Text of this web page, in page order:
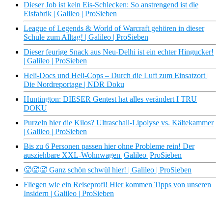
Dieser Job ist kein Eis-Schlecken: So anstrengend ist die
Eisfabrik | Galileo | ProSieben
League of Legends & World of Warcraft gehören in dieser
Schule zum Alltag! | Galileo | ProSieben
Dieser feurige Snack aus Neu-Delhi ist ein echter Hingucker!
| Galileo | ProSieben
Heli-Docs und Heli-Cops – Durch die Luft zum Einsatzort |
Die Nordreportage | NDR Doku
Huntington: DIESER Gentest hat alles verändert I TRU
DOKU
Purzeln hier die Kilos? Ultraschall-Lipolyse vs. Kältekammer
| Galileo | ProSieben
Bis zu 6 Personen passen hier ohne Probleme rein! Der
ausziehbare XXL-Wohnwagen |Galileo |ProSieben
🥵🥵🥵 Ganz schön schwül hier! | Galileo | ProSieben
Fliegen wie ein Reiseprofi! Hier kommen Tipps von unseren
Insidern | Galileo | ProSieben